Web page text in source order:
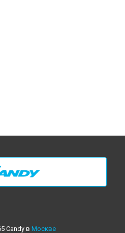
Candy в Москве